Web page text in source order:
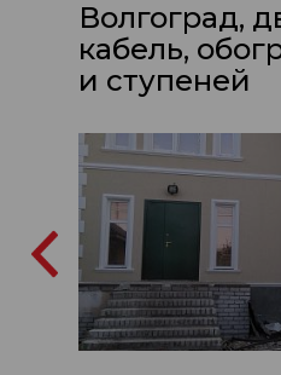
Волгоград,
кабель,
и ступеней